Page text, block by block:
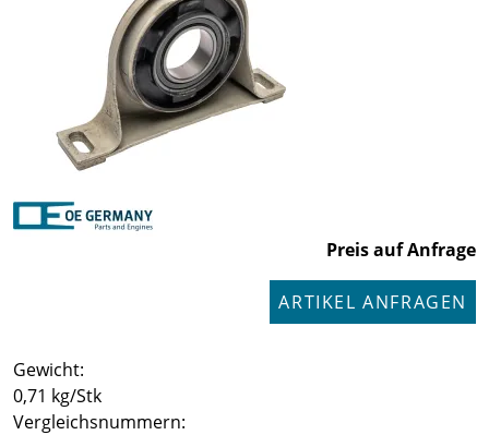
Preis auf Anfrage
ARTIKEL ANFRAGEN
Gewicht:
0,71 kg/Stk
Vergleichsnummern: